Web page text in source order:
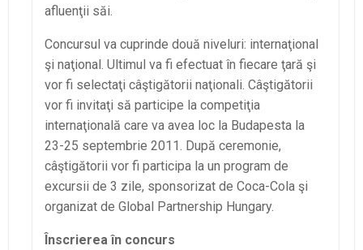
afluenţii săi.
Concursul va cuprinde două niveluri: internaţional
şi naţional. Ultimul va fi efectuat în fiecare ţară şi
vor fi selectaţi câştigătorii naţionali. Câştigătorii
vor fi invitaţi să participe la competiţia
internaţională care va avea loc la Budapesta la
23-25 septembrie 2011. După ceremonie,
câştigătorii vor fi participa la un program de
excursii de 3 zile, sponsorizat de Coca-Cola şi
organizat de Global Partnership Hungary.
Înscrierea în concurs